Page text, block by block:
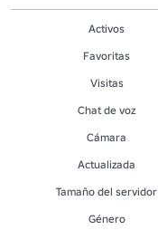
Activos
Favoritas
Visitas
Chat de voz
Cámara
Actualizada
Tamaño del servidor
Género